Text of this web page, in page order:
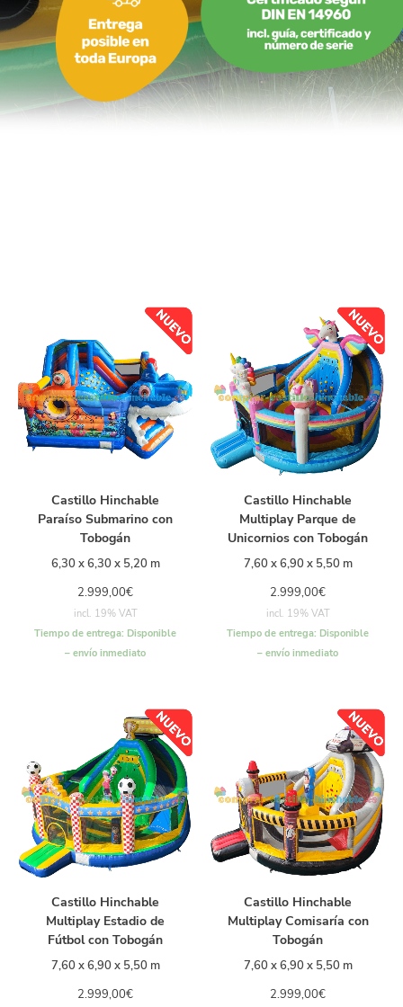
Castillo Hinchable
Paraíso Submarino con
Tobogán
6,30 x 6,30 x 5,20 m
2.999,00€
incl. 19% VAT
Tiempo de entrega: Disponible
– envío inmediato
Castillo Hinchable
Multiplay Parque de
Unicornios con Tobogán
7,60 x 6,90 x 5,50 m
2.999,00€
incl. 19% VAT
Tiempo de entrega: Disponible
– envío inmediato
Castillo Hinchable
Multiplay Estadio de
Fútbol con Tobogán
7,60 x 6,90 x 5,50 m
2.999,00€
Castillo Hinchable
Multiplay Comisaría con
Tobogán
7,60 x 6,90 x 5,50 m
2.999,00€